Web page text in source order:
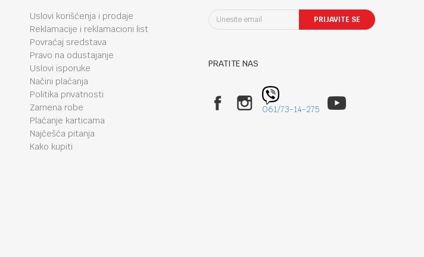
Uslovi korišćenja i prodaje
Reklamacije i reklamacioni list
Povraćaj sredstava
Pravo na odustajanje
Uslovi isporuke
Načini plaćanja
Politika privatnosti
Zamena robe
Plaćanje karticama
Najčešća pitanja
Kako kupiti
PRIJAVITE SE
PRATITE NAS
061/73-14-275